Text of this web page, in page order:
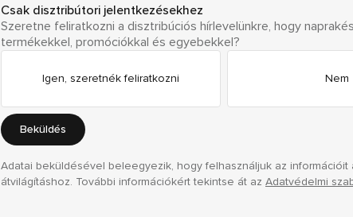
Csak disztribútori jelentkezésekhez
Szeretne feliratkozni a disztribúciós hírlevelünkre, hogy
termékekkel, promóciókkal és egyebekkel?
Igen, szeretnék feliratkozni Nem
Beküldés
Adatai beküldésével beleegyezik, hogy felhasználjuk az információit
átvilágításhoz. További információkért tekintse át az Adatvédelmi